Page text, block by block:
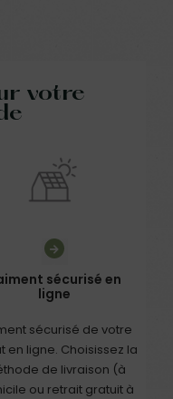
votre
sécurisé en
ligne
sécurisé de votre
en ligne. Choisissez la
de livraison (à
ou retrait gratuit à